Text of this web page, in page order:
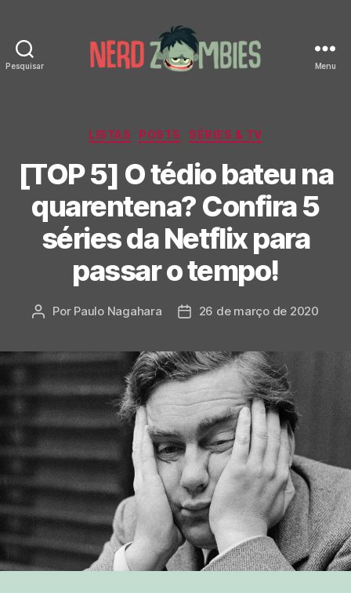
Pesquisar Menu
Categorias
LISTAS POSTS SÉRIES & TV
[TOP 5] O tédio bateu na
quarentena? Confira 5
séries da Netflix para
passar o tempo!
Autor
Por Paulo Nagahara
Data26 de março de 2020